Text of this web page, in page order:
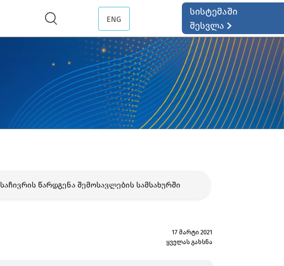
ENG
სისტემაში
შესვლა
საჩივრის წარდგენა შემოსავლების სამსახურში
17 მარტი 2021
ყველას გახსნა